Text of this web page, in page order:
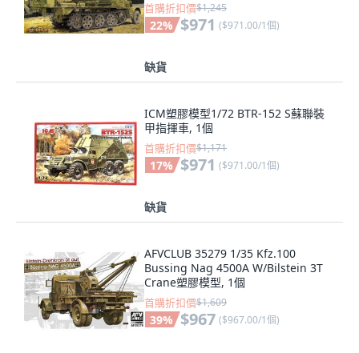
首購折扣價$1,245
22% $971 ($971.00/1個)
缺貨
ICM塑膠模型1/72 BTR-152 S蘇聯裝
甲指揮車, 1個
首購折扣價$1,171
17% $971 ($971.00/1個)
缺貨
AFVCLUB 35279 1/35 Kfz.100
Bussing Nag 4500A W/Bilstein 3T
Crane塑膠模型, 1個
首購折扣價$1,609
39% $967 ($967.00/1個)